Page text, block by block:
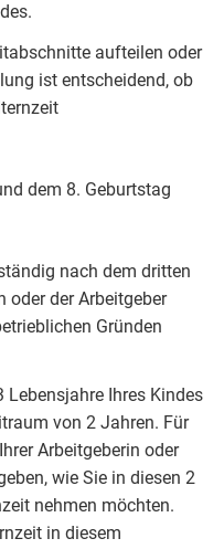
aufteilen oder
ist entscheidend, ob
dem 8. Geburtstag
nach dem dritten
oder der Arbeitgeber
Gründen
Lebensjahre Ihres Kindes
von 2 Jahren. Für
Arbeitgeberin oder
wie Sie in diesen 2
nehmen möchten.
in diesem